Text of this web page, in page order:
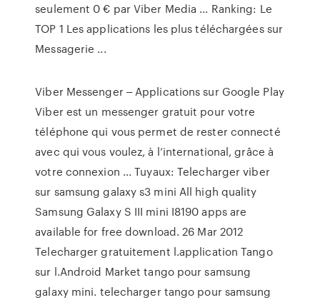
seulement 0 € par Viber Media ... Ranking: Le
TOP 1 Les applications les plus téléchargées sur
Messagerie ...
Viber Messenger ‒ Applications sur Google Play
Viber est un messenger gratuit pour votre
téléphone qui vous permet de rester connecté
avec qui vous voulez, à l’international, grâce à
votre connexion ... Tuyaux: Telecharger viber
sur samsung galaxy s3 mini All high quality
Samsung Galaxy S III mini I8190 apps are
available for free download. 26 Mar 2012
Telecharger gratuitement l.application Tango
sur l.Android Market tango pour samsung
galaxy mini. telecharger tango pour samsung